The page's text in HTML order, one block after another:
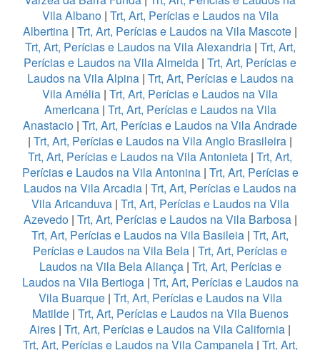
Vila Albano| Trt, Art, Perícias e Laudos na Vila
Albertina | Trt, Art, Perícias e Laudos na Vila Mascote |
Trt, Art, Perícias e Laudos na Vila Alexandria| Trt, Art,
Perícias e Laudos na Vila Almeida | Trt, Art, Perícias e
Laudos na Vila Alpina | Trt, Art, Perícias e Laudos na
Vila Amélia | Trt, Art, Perícias e Laudos na Vila
Americana| Trt, Art, Perícias e Laudos na Vila
Anastacio | Trt, Art, Perícias e Laudos na Vila Andrade
| Trt, Art, Perícias e Laudos na Vila Anglo Brasileira |
Trt, Art, Perícias e Laudos na Vila Antonieta | Trt, Art,
Perícias e Laudos na Vila Antonina| Trt, Art, Perícias e
Laudos na Vila Arcadia | Trt, Art, Perícias e Laudos na
Vila Aricanduva| Trt, Art, Perícias e Laudos na Vila
Azevedo| Trt, Art, Perícias e Laudos na Vila Barbosa|
Trt, Art, Perícias e Laudos na Vila Basileia | Trt, Art,
Perícias e Laudos na Vila Bela | Trt, Art, Perícias e
Laudos na Vila Bela Aliança| Trt, Art, Perícias e
Laudos na Vila Bertioga| Trt, Art, Perícias e Laudos na
Vila Buarque| Trt, Art, Perícias e Laudos na Vila
Matilde| Trt, Art, Perícias e Laudos na Vila Buenos
Aires | Trt, Art, Perícias e Laudos na Vila California |
Trt, Art, Perícias e Laudos na Vila Campanela| Trt, Art,